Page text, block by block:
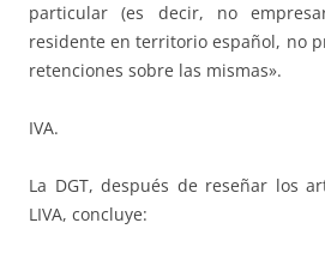
particular (es decir, no
residente en territorio español, no
retenciones sobre las mismas».
IVA.
La DGT, después de reseñar los
LIVA, concluye: